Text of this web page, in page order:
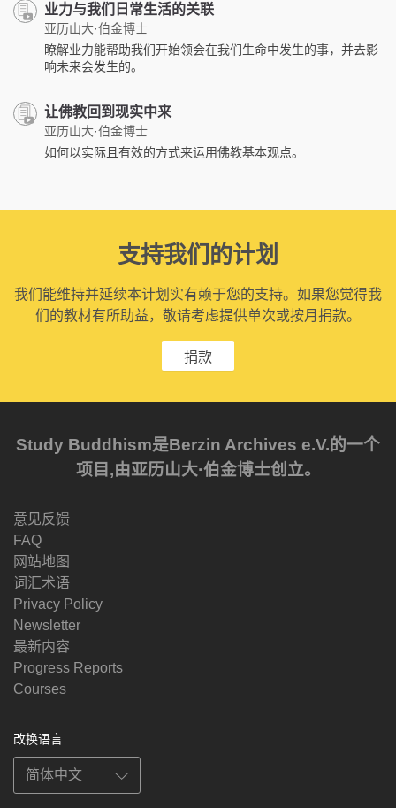
业力与我们日常生活的关联
亚历山大·伯金博士
瞭解业力能帮助我们开始领会在我们生命中发生的事，并去影
响未来会发生的。
让佛教回到现实中来
亚历山大·伯金博士
如何以实际且有效的方式来运用佛教基本观点。
支持我们的计划
我们能维持并延续本计划实有赖于您的支持。如果您觉得我
们的教材有所助益，敬请考虑提供单次或按月捐款。
捐款
Study Buddhism是Berzin Archives e.V.的一个
项目,由亚历山大·伯金博士创立。
意见反馈
FAQ
网站地图
词汇术语
Privacy Policy
Newsletter
最新内容
Progress Reports
Courses
改换语言